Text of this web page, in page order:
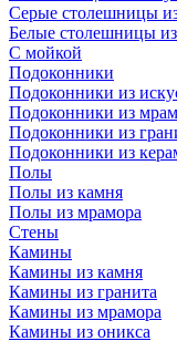
Серые столешницы
Белые столешницы
С мойкой
Подоконники
Подоконники из
Подоконники из
Подоконники из
Подоконники из
Полы
Полы из камня
Полы из мрамора
Стены
Камины
Камины из камня
Камины из гранита
Камины из мрамора
Камины из оникса